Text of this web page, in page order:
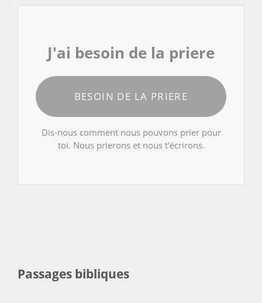
J'ai besoin de la priere
BESOIN DE LA PRIERE
Dis-nous comment nous pouvons prier pour
toi. Nous prierons et nous t'écrirons.
Passages bibliques